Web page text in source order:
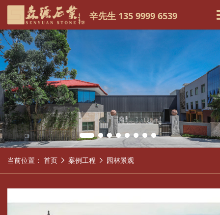
辛先生 135 9999 6539
当前位置： 首页 案例工程 园林景观